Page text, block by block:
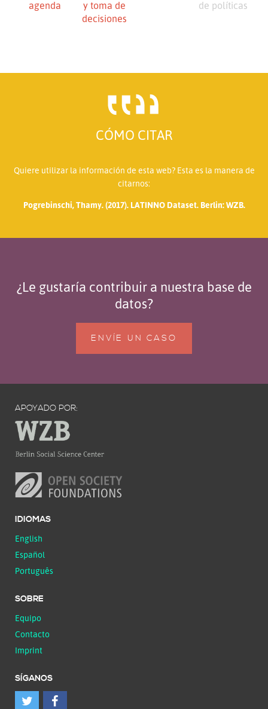
agenda
y toma de
decisiones
de políticas
CÓMO CITAR
Quiere utilizar la información de esta web? Esta es la manera de
citarnos:
Pogrebinschi, Thamy. (2017). LATINNO Dataset. Berlin: WZB.
¿Le gustaría contribuir a nuestra base de
datos?
ENVÍE UN CASO
APOYADO POR:
IDIOMAS
English
Español
Português
SOBRE
Equipo
Contacto
Imprint
SÍGANOS